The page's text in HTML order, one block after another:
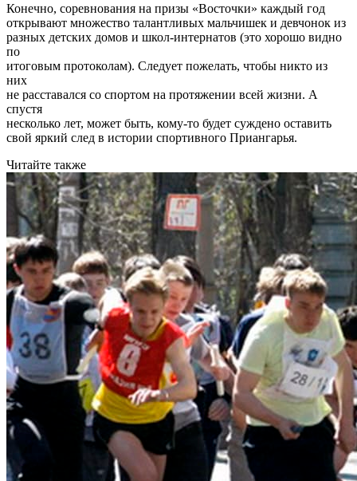
Конечно, соревнования на призы «Восточки» каждый год
открывают множество талантливых мальчишек и девчонок из
разных детских домов и школ-интернатов (это хорошо видно
по
итоговым протоколам). Следует пожелать, чтобы никто из
них
не расставался со спортом на протяжении всей жизни. А
спустя
несколько лет, может быть, кому-то будет суждено оставить
свой яркий след в истории спортивного Приангарья.
Читайте также